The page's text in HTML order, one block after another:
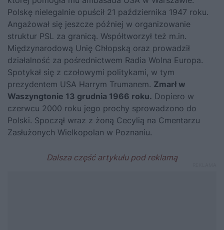
Polskę nielegalnie opuścił 21 października 1947 roku.
Angażował się jeszcze później w organizowanie
struktur PSL za granicą. Współtworzył też m.in.
Międzynarodową Unię Chłopską oraz prowadził
działalność za pośrednictwem Radia Wolna Europa.
Spotykał się z czołowymi politykami, w tym
prezydentem USA Harrym Trumanem. Zmarł w
Waszyngtonie 13 grudnia 1966 roku. Dopiero w
czerwcu 2000 roku jego prochy sprowadzono do
Polski. Spoczął wraz z żoną Cecylią na Cmentarzu
Zasłużonych Wielkopolan w Poznaniu.